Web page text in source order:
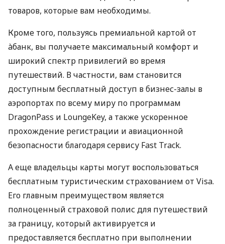
товаров, которые вам необходимы.
Кроме того, пользуясь премиальной картой от
àбанк, вы получаете максимальный комфорт и
широкий спектр привилегий во время
путешествий. В частности, вам становится
доступным бесплатный доступ в бизнес-залы в
аэропортах по всему миру по программам
DragonPass и LoungeKey, а также ускоренное
прохождение регистрации и авиационной
безопасности благодаря сервису Fast Track.
А еще владельцы карты могут воспользоваться
бесплатным туристическим страхованием от Visa.
Его главным преимуществом является
полноценный страховой полис для путешествий
за границу, который активируется и
предоставляется бесплатно при выполнении